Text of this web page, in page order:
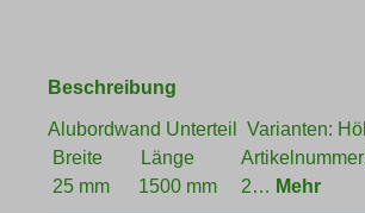
Beschreibung
Alubordwand Unterteil Varianten:
Breite Länge
25 mm 1500 mm 2… Mehr